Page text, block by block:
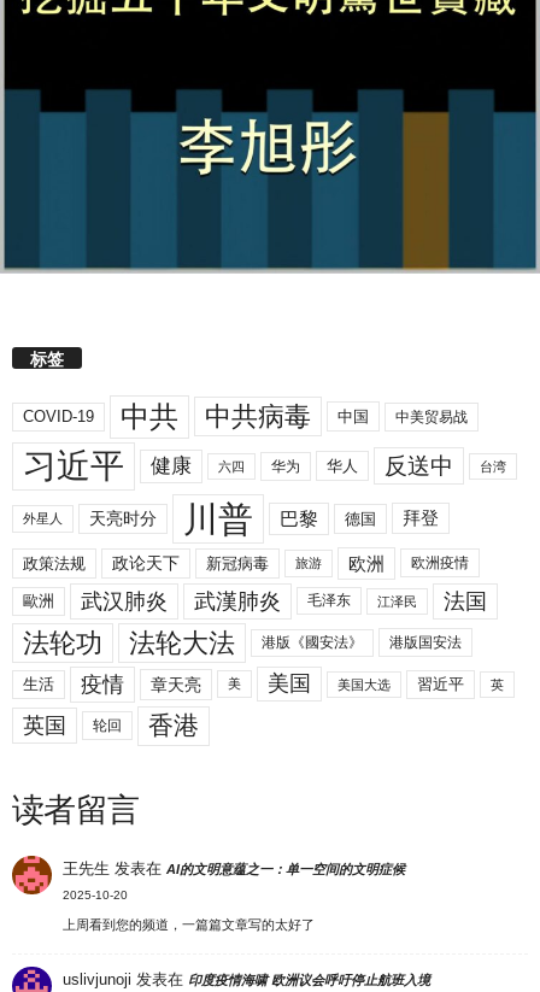
标签
COVID-19 中共 中共病毒 中国 中美贸易战
习近平 健康 六四 华为 华人 反送中 台湾
外星人 天亮时分 川普 巴黎 德国 拜登
政策法规 政论天下 新冠病毒 旅游 欧洲 欧洲疫情
歐洲 武汉肺炎 武漢肺炎 毛泽东 江泽民 法国
法轮功 法轮大法 港版《國安法》 港版国安法
生活 疫情 章天亮 美 美国 美国大选 習近平 英
英国 轮回 香港
读者留言
王先生 发表在AI的文明意蕴之一：单一空间的文明症候
2025-10-20
上周看到您的频道，一篇篇文章写的太好了
uslivjunoji 发表在 印度疫情海啸 欧洲议会呼吁停止航班入境